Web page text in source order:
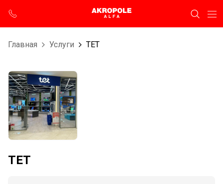
Главная Услуги TET
TET